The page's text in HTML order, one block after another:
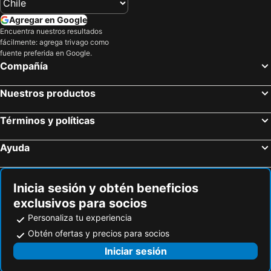
Hostal Vicmar
Eco Hostal Offenbacher-Hof
Blanca Rosa Valparaiso B&B
Columba
Hotel de Viña
Rondó
Departamento 706 5 Poniente
LV Hoteles Boutique
Verde Natura
Puerto Pacifico
Odeón
Agregar en Google
Encuentra nuestros resultados
fácilmente: agrega trivago como
fuente preferida en Google.
Compañía
Nuestros productos
Términos y políticas
Ayuda
Inicia sesión y obtén beneficios
exclusivos para socios
Personaliza tu experiencia
Obtén ofertas y precios para socios
Iniciar sesión